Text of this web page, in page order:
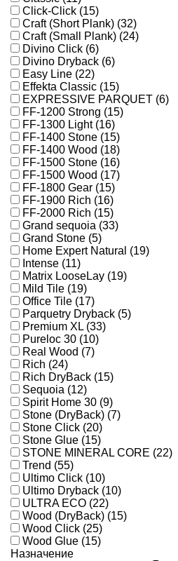
Click-Click (15)
Craft (Short Plank) (32)
Craft (Small Plank) (24)
Divino Click (6)
Divino Dryback (6)
Easy Line (22)
Effekta Classic (15)
EXPRESSIVE PARQUET (6)
FF-1200 Strong (15)
FF-1300 Light (16)
FF-1400 Stone (15)
FF-1400 Wood (18)
FF-1500 Stone (16)
FF-1500 Wood (17)
FF-1800 Gear (15)
FF-1900 Rich (16)
FF-2000 Rich (15)
Grand sequoia (33)
Grand Stone (5)
Home Expert Natural (19)
Intense (11)
Matrix LooseLay (19)
Mild Tile (19)
Office Tile (17)
Parquetry Dryback (5)
Premium XL (33)
Pureloc 30 (10)
Real Wood (7)
Rich (24)
Rich DryBack (15)
Sequoia (12)
Spirit Home 30 (9)
Stone (DryBack) (7)
Stone Click (20)
Stone Glue (15)
STONE MINERAL CORE (22)
Trend (55)
Ultimo Click (10)
Ultimo Dryback (10)
ULTRA ECO (22)
Wood (DryBack) (15)
Wood Click (25)
Wood Glue (15)
Назначение